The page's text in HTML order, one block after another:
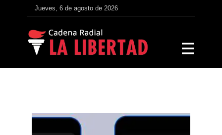
Jueves, 6 de agosto de 2026